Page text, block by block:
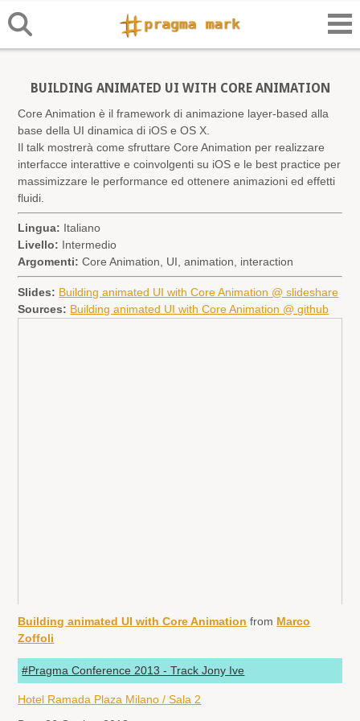
BUILDING ANIMATED UI WITH CORE ANIMATION
Core Animation è il framework di animazione layer-based alla
base della UI dinamica di iOS e OS X.
Il talk mostrerà come sfruttare Core Animation per realizzare
interfacce interattive e coinvolgenti su iOS e le best practice per
massimizzare le performance ed ottenere animazioni ed effetti
fluidi.
Lingua: Italiano
Livello: Intermedio
Argomenti: Core Animation, UI, animation, interaction
Slides: Building animated UI with Core Animation @ slideshare
Sources: Building animated UI with Core Animation @ github
Building animated UI with Core Animation from Marco
Zoffoli
#Pragma Conference 2013 - Track Jony Ive
Hotel Ramada Plaza Milano / Sala 2